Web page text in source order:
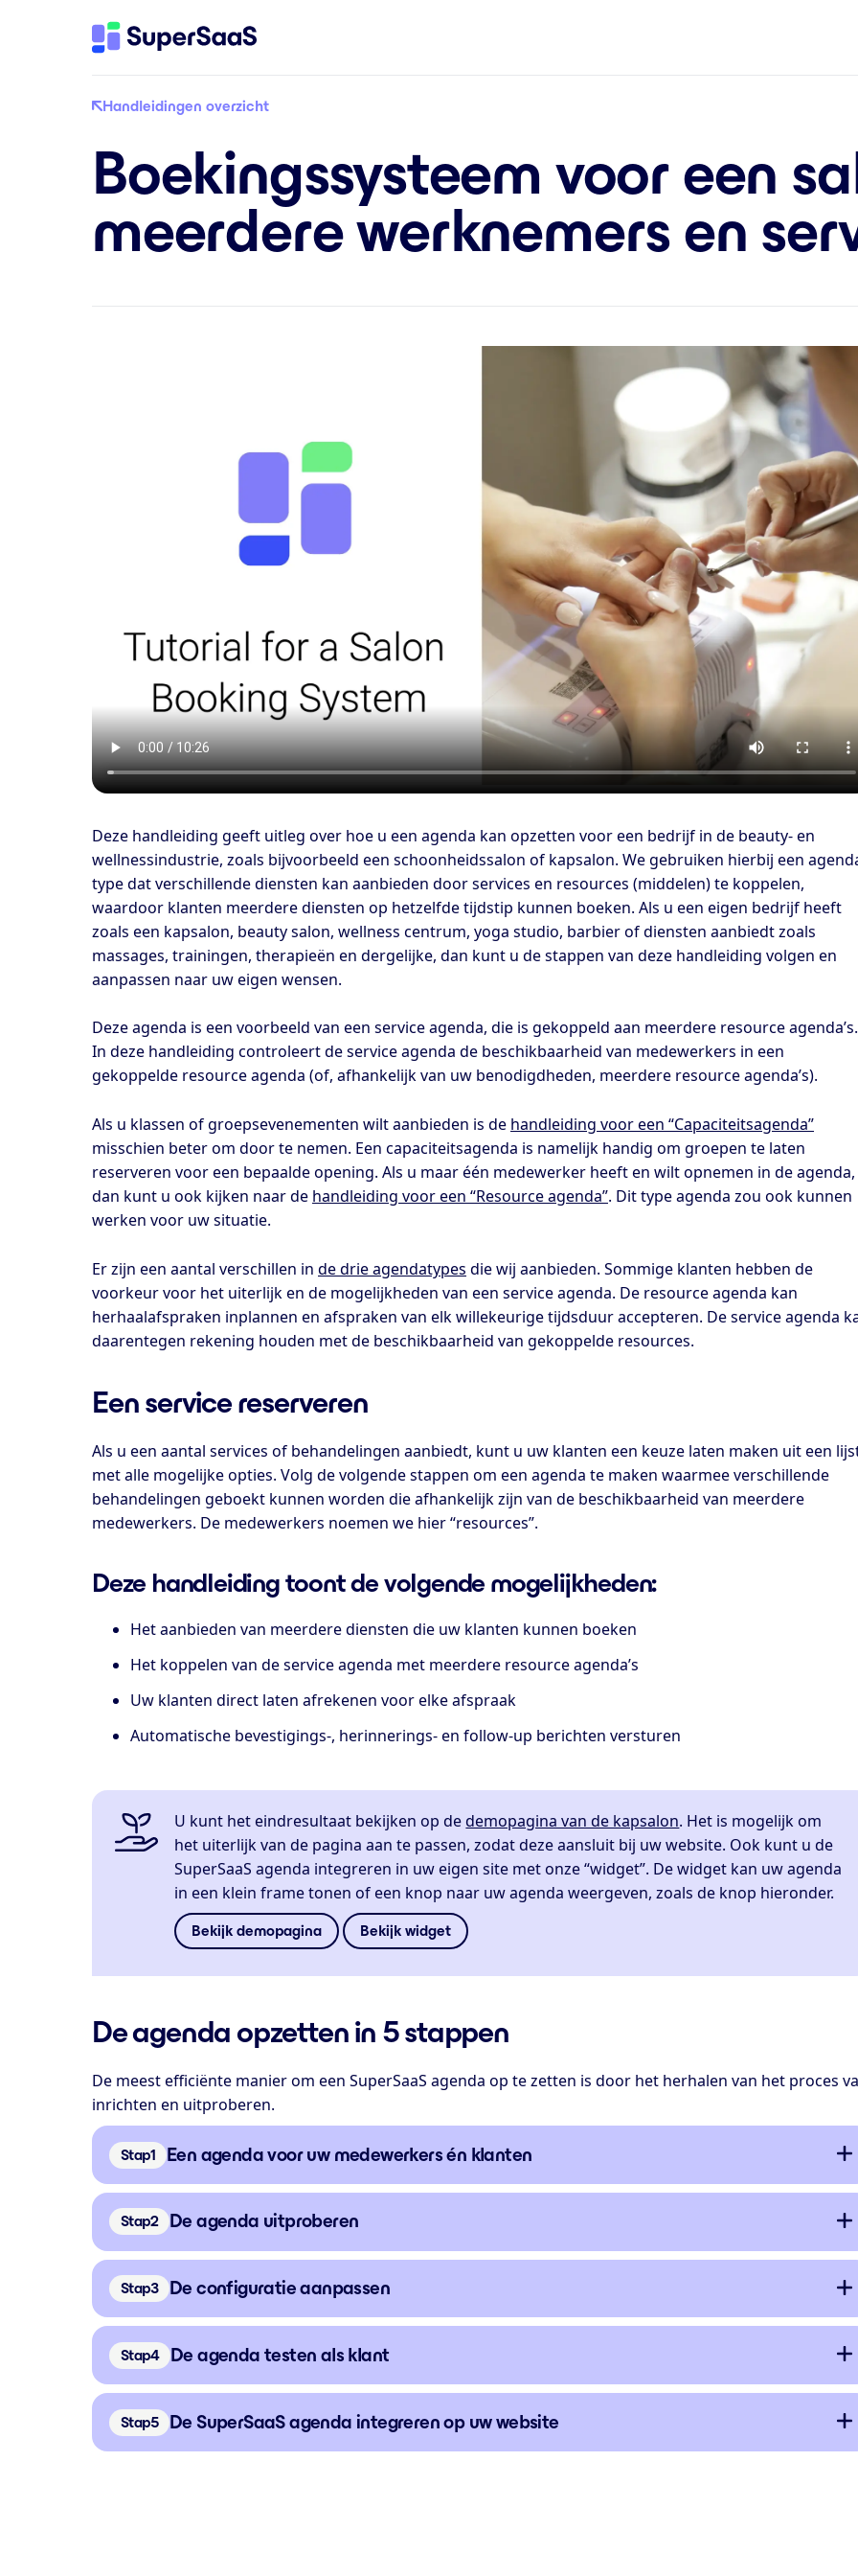
Handleidingen overzicht
Boekingssysteem voor een
meerdere werknemers en
Deze handleiding geeft uitleg over hoe u een agenda kan opzetten voor een bedrijf in de beauty- en
wellnessindustrie, zoals bijvoorbeeld een schoonheidssalon of kapsalon. We gebruiken hierbij een
type dat verschillende diensten kan aanbieden door services en resources (middelen) te koppelen,
waardoor klanten meerdere diensten op hetzelfde tijdstip kunnen boeken. Als u een eigen bedrijf heeft
zoals een kapsalon, beauty salon, wellness centrum, yoga studio, barbier of diensten aanbiedt zoals
massages, trainingen, therapieën en dergelijke, dan kunt u de stappen van deze handleiding volgen en
aanpassen naar uw eigen wensen.
Deze agenda is een voorbeeld van een service agenda, die is gekoppeld aan meerdere resource agenda’s.
In deze handleiding controleert de service agenda de beschikbaarheid van medewerkers in een
gekoppelde resource agenda (of, afhankelijk van uw benodigdheden, meerdere resource agenda’s).
Als u klassen of groepsevenementen wilt aanbieden is de handleiding voor een “Capaciteitsagenda”
misschien beter om door te nemen. Een capaciteitsagenda is namelijk handig om groepen te laten
reserveren voor een bepaalde opening. Als u maar één medewerker heeft en wilt opnemen in de agenda,
dan kunt u ook kijken naar de handleiding voor een “Resource agenda”. Dit type agenda zou ook kunnen
werken voor uw situatie.
Er zijn een aantal verschillen in de drie agendatypes die wij aanbieden. Sommige klanten hebben de
voorkeur voor het uiterlijk en de mogelijkheden van een service agenda. De resource agenda kan
herhaalafspraken inplannen en afspraken van elk willekeurige tijdsduur accepteren. De service agenda
daarentegen rekening houden met de beschikbaarheid van gekoppelde resources.
Een service reserveren
Als u een aantal services of behandelingen aanbiedt, kunt u uw klanten een keuze laten maken uit een
met alle mogelijke opties. Volg de volgende stappen om een agenda te maken waarmee verschillende
behandelingen geboekt kunnen worden die afhankelijk zijn van de beschikbaarheid van meerdere
medewerkers. De medewerkers noemen we hier “resources”.
Deze handleiding toont de volgende mogelijkheden:
Het aanbieden van meerdere diensten die uw klanten kunnen boeken
Het koppelen van de service agenda met meerdere resource agenda’s
Uw klanten direct laten afrekenen voor elke afspraak
Automatische bevestigings-, herinnerings- en follow-up berichten versturen
U kunt het eindresultaat bekijken op dedemopagina van de kapsalon. Het is mogelijk om
het uiterlijk van de pagina aan te passen, zodat deze aansluit bij uw website. Ook kunt u de
SuperSaaS agenda integreren in uw eigen site met onze “widget”. De widget kan uw agenda
in een klein frame tonen of een knop naar uw agenda weergeven, zoals de knop hieronder.
Bekijk demopagina Bekijk widget
De agenda opzetten in 5 stappen
De meest efficiënte manier om een SuperSaaS agenda op te zetten is door het herhalen van het proces
inrichten en uitproberen.
Stap Een agenda voor uw medewerkers én klanten
Stap De agenda uitproberen
Stap De configuratie aanpassen
Stap De agenda testen als klant
Stap De SuperSaaS agenda integreren op uw website